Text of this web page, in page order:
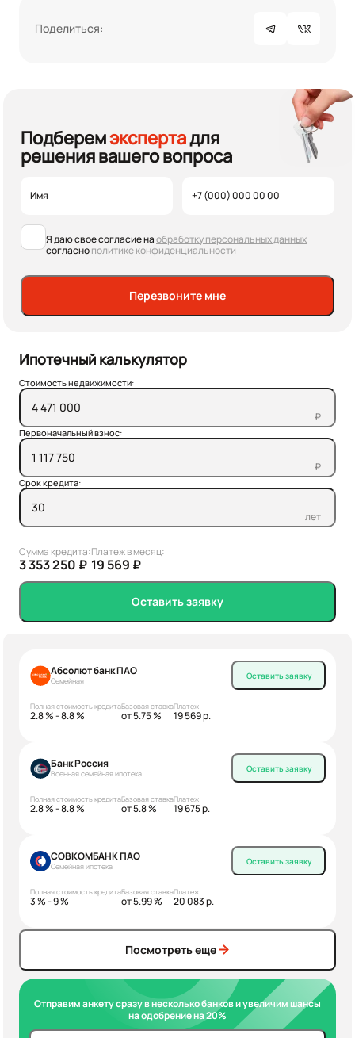
Поделиться:
Подберемэкспертадля
решения вашего вопроса
Я даю свое согласие наобработку персональных данных
согласнополитике конфиденциальности
Перезвоните мне
Ипотечный калькулятор
Стоимость недвижимости:
₽
Первоначальный взнос:
₽
Срок кредита:
лет
Сумма кредита:
3 353 250 ₽
Платеж в месяц:
19 569 ₽
Оставить заявку
Абсолют банк ПАО
Семейная
Полная стоимость кредита
2.8 % - 8.8 %
Базовая ставка
от 5.75 %
Платеж
19 569 р.
Оставить заявку
Банк Россия
Военная семейная ипотека
Полная стоимость кредита
2.8 % - 8.8 %
Базовая ставка
от 5.8 %
Платеж
19 675 р.
Оставить заявку
СОВКОМБАНК ПАО
Семейная ипотека
Полная стоимость кредита
3 % - 9 %
Базовая ставка
от 5.99 %
Платеж
20 083 р.
Оставить заявку
Посмотреть еще
Отправим анкету сразу в несколько банков и увеличим шансы
на одобрение на 20%